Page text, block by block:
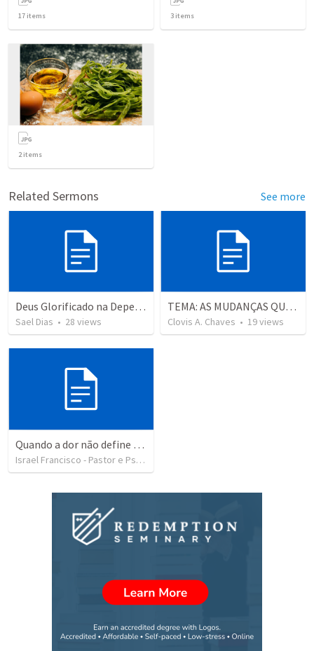
17 items 3 items
2items
Related Sermons See more
Deus Glorificado na Dependência Humana
Sael Dias • 28 views
TEMA: AS MUDANÇAS QUE DEUS QUER QUE VOCÊ FAÇA. Da Autodestruição à Vida no Espírito. Romanos 7 e 8
Clovis A. Chaves • 19views
Quando a dor não define o seu destino (JABEZ)
Israel Francisco - Pastor e Psicólogo